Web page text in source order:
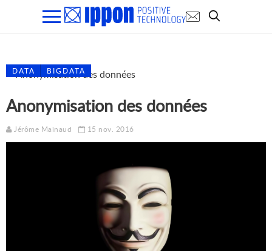
DATA BIGDATA
Anonymisation des données
Jérôme Mainaud 15 nov. 2016